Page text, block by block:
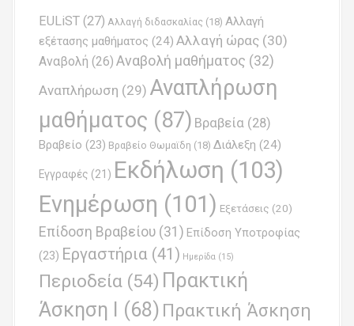
EULiST (27) Αλλαγή διδασκαλίας (18) Αλλαγή
εξέτασης μαθήματος (24) Αλλαγή ώρας (30)
Αναβολή (26) Αναβολή μαθήματος (32)
Αναπλήρωση (29) Αναπλήρωση
μαθήματος (87) Βραβεία (28)
Βραβείο (23) Βραβείο Θωμαϊδη (18) Διάλεξη (24)
Εγγραφές (21) Εκδήλωση (103)
Ενημέρωση (101) Εξετάσεις (20)
Επίδοση Βραβείου (31) Επίδοση Υποτροφίας
(23) Εργαστήρια (41) Ημερίδα (15)
Περιοδεία (54) Πρακτική
Άσκηση Ι
(68) Πρακτική Άσκηση